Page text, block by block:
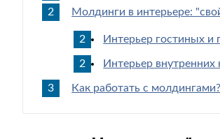
Молдинги в интерьере:
Интерьер гостиных и
Интерьер внутренних
Как работать с молдингами?